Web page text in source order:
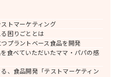
トマーケティング
困りごととは
プラントベース食品を開発
食べていただいたママ・パパの感
、食品開発「テストマーケティン